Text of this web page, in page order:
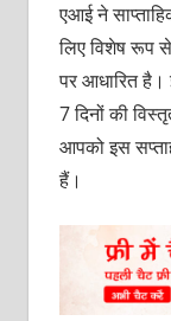
एआई ने
लिए विशेष रूप
पर आधारित
7 दिनों की
आपको इस
हैं।